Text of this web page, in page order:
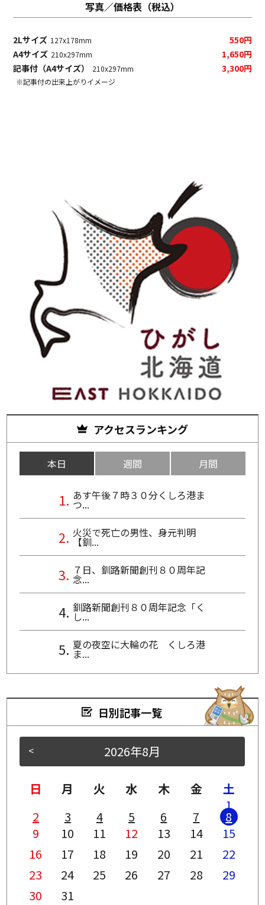
写真／価格表（税込）
2Lサイズ 127x178mm
550円
A4サイズ 210x297mm
1,650円
記事付（A4サイズ）
210x297mm 3,300円
※記事付の出来上がりイメージ
アクセスランキング
本日 週間 月間
あす午後７時３０分くしろ港ま
つ...
火災で死亡の男性、身元判明
【釧...
７日、釧路新聞創刊８０周年記
念...
釧路新聞創刊８０周年記念「く
し...
夏の夜空に大輪の花 くしろ港
ま...
日別記事一覧
< 2026年8月
日 月 火 水 木 金
土
1
2 3 4 5 6 7
8
9
10 11 12 13 14
15
16
17 18 19 20 21
22
23
24 25 26 27 28
29
30
31